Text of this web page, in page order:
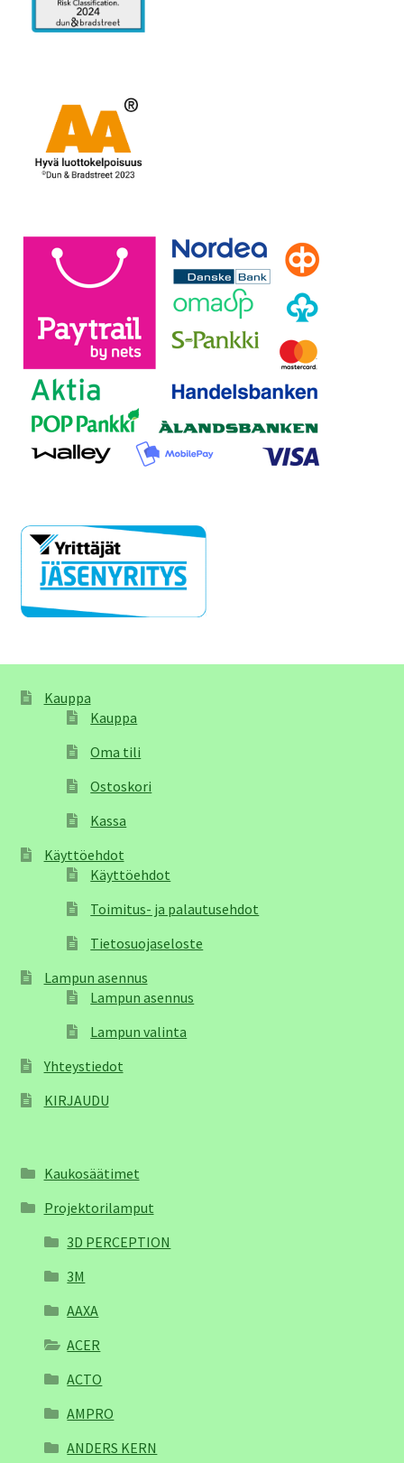
Kauppa
Kauppa
Oma tili
Ostoskori
Kassa
Käyttöehdot
Käyttöehdot
Toimitus- ja palautusehdot
Tietosuojaseloste
Lampun asennus
Lampun asennus
Lampun valinta
Yhteystiedot
KIRJAUDU
Kaukosäätimet
Projektorilamput
3D PERCEPTION
3M
AAXA
ACER
ACTO
AMPRO
ANDERS KERN